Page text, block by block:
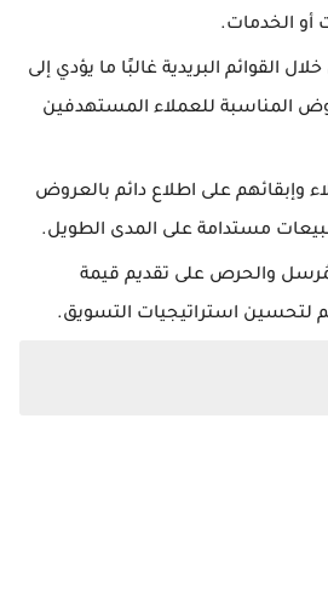
أو الخدمات.
البريدية غالبًا ما يؤدي إلى
المناسبة للعملاء المستهدفين
وإبقائهم على اطلاع دائم بالعروض
مبيعات مستدامة على المدى الطويل.
والحرص على تقديم قيمة
لتحسين استراتيجيات التسويق.